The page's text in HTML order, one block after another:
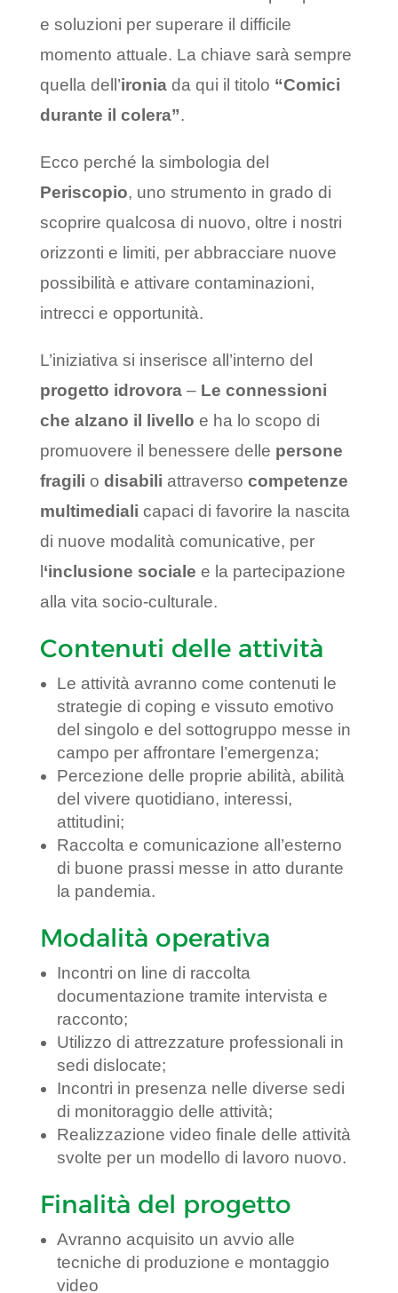
e soluzioni per superare il difficile
momento attuale. La chiave sarà sempre
quella dell’ironiada qui il titolo “Comici
durante il colera”.
Ecco perché la simbologia del
Periscopio, uno strumento in grado di
scoprire qualcosa di nuovo, oltre i nostri
orizzonti e limiti, per abbracciare nuove
possibilità e attivare contaminazioni,
intrecci e opportunità.
L’iniziativa si inserisce all’interno del
progetto idrovora– Le connessioni
che alzano il livello e ha lo scopo di
promuovere il benessere delle persone
fragili o disabili attraverso competenze
multimediali capaci di favorire la nascita
di nuove modalità comunicative, per
‘inclusione sociale e la partecipazione
alla vita socio-culturale.
Contenuti delle attività
Le attività avranno come contenuti le
strategie di coping e vissuto emotivo
del singolo e del sottogruppo messe in
campo per affrontare l’emergenza;
Percezione delle proprie abilità, abilità
del vivere quotidiano, interessi,
attitudini;
Raccolta e comunicazione all’esterno
di buone prassi messe in atto durante
la pandemia.
Modalità operativa
Incontri on line di raccolta
documentazione tramite intervista e
racconto;
Utilizzo di attrezzature professionali in
sedi dislocate;
Incontri in presenza nelle diverse sedi
di monitoraggio delle attività;
Realizzazione video finale delle attività
svolte per un modello di lavoro nuovo.
Finalità del progetto
Avranno acquisito un avvio alle
tecniche di produzione e montaggio
video